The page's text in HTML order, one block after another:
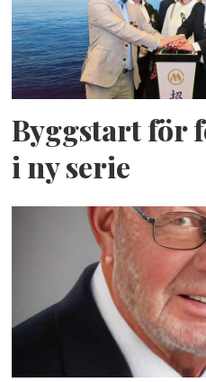
Byggstart för
i ny serie